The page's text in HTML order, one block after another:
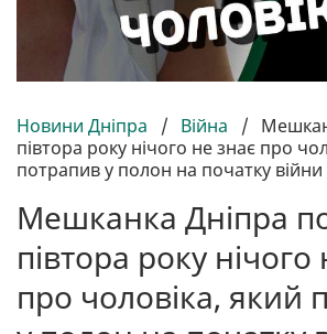
Новини Дніпра / Війна /
півтора року нічого не знає про
потрапив у полон на початку війни
Мешканка Дніпра
півтора року нічого
про чоловіка, який